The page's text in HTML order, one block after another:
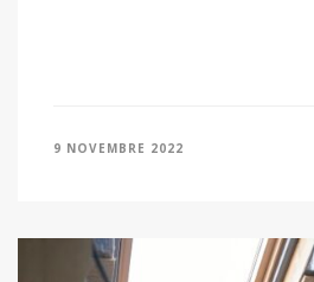
9 NOVEMBRE 2022